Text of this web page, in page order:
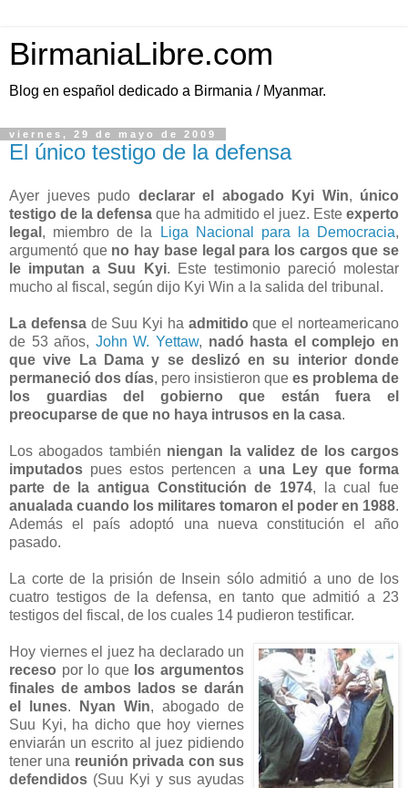
BirmaniaLibre.com
Blog en español dedicado a Birmania / Myanmar.
viernes, 29 de mayo de 2009
El único testigo de la defensa
Ayer jueves pudo declarar el abogado Kyi Win, único
testigo de la defensa que ha admitido el juez. Este experto
legal , miembro de la Liga Nacional para la Democracia,
argumentó que no hay base legal para los cargos que se
le imputan a Suu Kyi. Este testimonio pareció molestar
mucho al fiscal, según dijo Kyi Win a la salida del tribunal.
La defensa de Suu Kyi ha admitidoque el norteamericano
de 53 años, John W. Yettaw, nadó hasta el complejo en
que vive La Dama y se deslizó en su interior donde
permaneció dos días, pero insistieron que es problema de
los guardias del gobierno que están fuera el
preocuparse de que no haya intrusos en la casa.
Los abogados también niengan la validez de los cargos
imputados pues estos pertencen a una Ley que forma
parte de la antigua Constitución de 1974, la cual fue
anualada cuando los militares tomaron el poder en 1988.
Además el país adoptó una nueva constitución el año
pasado.
La corte de la prisión de Insein sólo admitió a uno de los
cuatro testigos de la defensa, en tanto que admitió a 23
testigos del fiscal, de los cuales 14 pudieron testificar.
Hoy viernes el juez ha declarado un
receso por lo que los argumentos
finales de ambos lados se darán
el lunes. Nyan Win, abogado de
Suu Kyi, ha dicho que hoy viernes
enviarán un escrito al juez pidiendo
tener una reunión privada con sus
defendidos (Suu Kyi y sus ayudas